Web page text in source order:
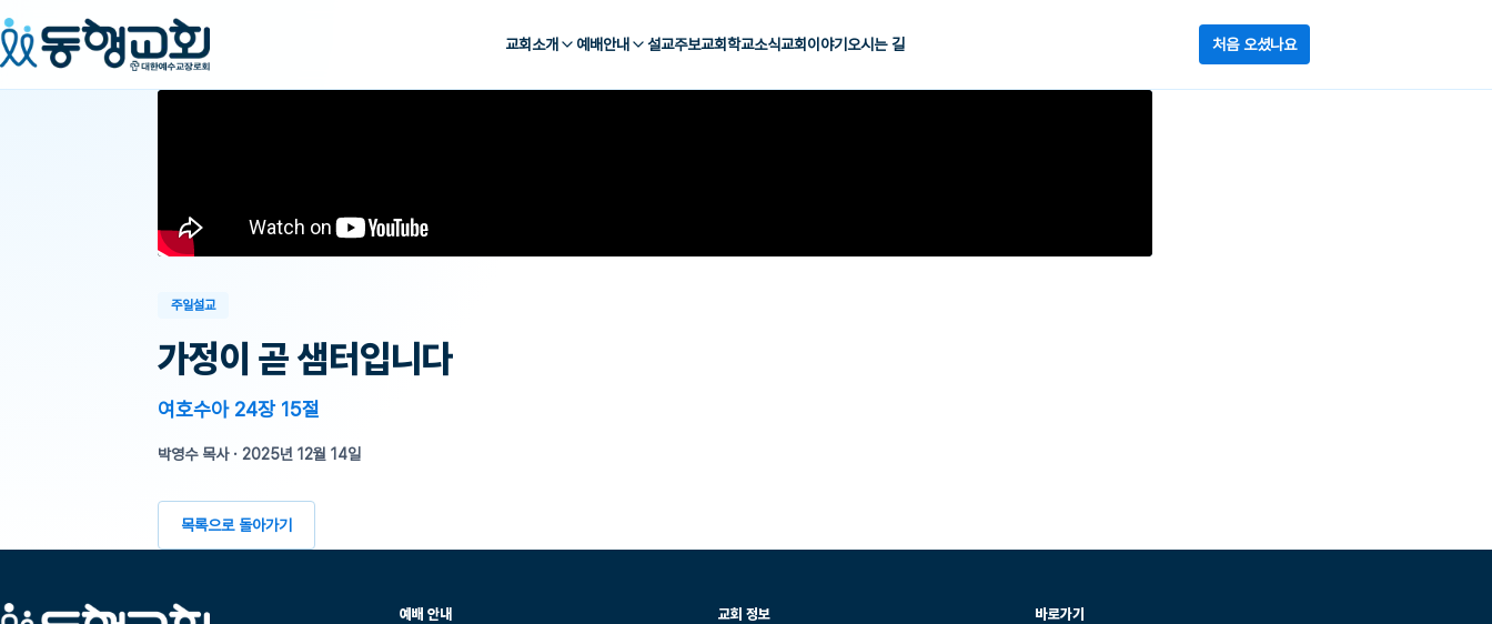
교회소개 예배안내 설교주보교회학교소식교회이야기 오시는 길 처음 오셨나요
주일설교
가정이 곧 샘터입니다
여호수아 24장 15절
박영수 목사· 2025년 12월 14일
목록으로 돌아가기
예배 안내 교회 정보 바로가기